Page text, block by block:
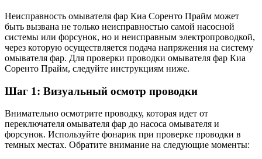
Неисправность омывателя фар Киа Соренто Прайм может
быть вызвана не только неисправностью самой насосной
системы или форсунок, но и неисправным электропроводкой,
через которую осуществляется подача напряжения на систему
омывателя фар. Для проверки проводки омывателя фар Киа
Соренто Прайм, следуйте инструкциям ниже.
Шаг 1: Визуальный осмотр проводки
Внимательно осмотрите проводку, которая идет от
переключателя омывателя фар до насоса омывателя и
форсунок. Используйте фонарик при проверке проводки в
темных местах. Обратите внимание на следующие моменты: